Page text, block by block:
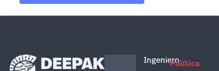
IngenieroPolítica